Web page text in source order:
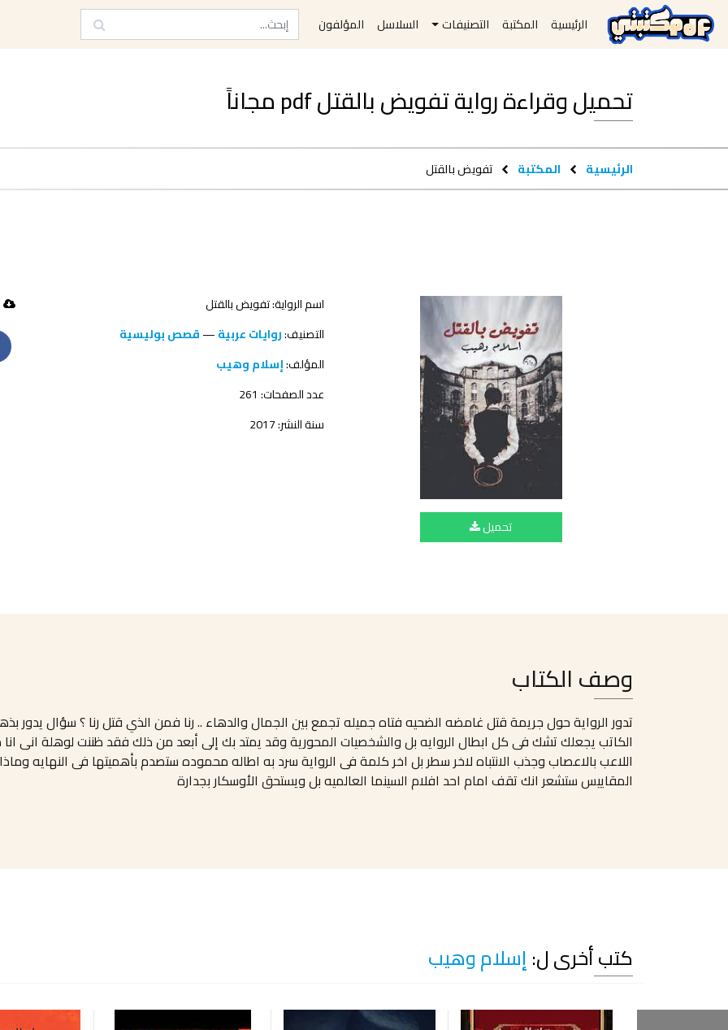
الرئيسية المكتبة التصنيفات السلاسل المؤلفون
تحميل وقراءة رواية تفويض بالقتل pdf مجاناً
الرئيسية المكتبة تفويض بالقتل
تحميل
اسم الرواية: تفويض بالقتل
التصنيف:روايات عربية—قصص بوليسية
المؤلف:إسلام وهيب
عدد الصفحات: 261
سنة النشر: 2017
وصف الكتاب
تدور الرواية حول جريمة قتل غامضه الضحيه فتاه جميله تجمع بين الجمال والدهاء .. رنا فمن الذي قتل رنا ؟ سؤال يدور
الكاتب يجعلك تشك فى كل ابطال الروايه بل والشخصيات المحورية وقد يمتد بك إلى أبعد من ذلك فقد ظننت لوهلة انى
اللاعب بالاعصاب وجذب الانتباه لاخر سطر بل اخر كلمة فى الرواية سرد به اطاله محموده ستصدم بأهميتها فى النهايه
المقاييس ستشعر انك تقف امام احد افلام السينما العالميه بل ويستحق الأوسكار بجدارة
كتب أخرى ل:إسلام وهيب